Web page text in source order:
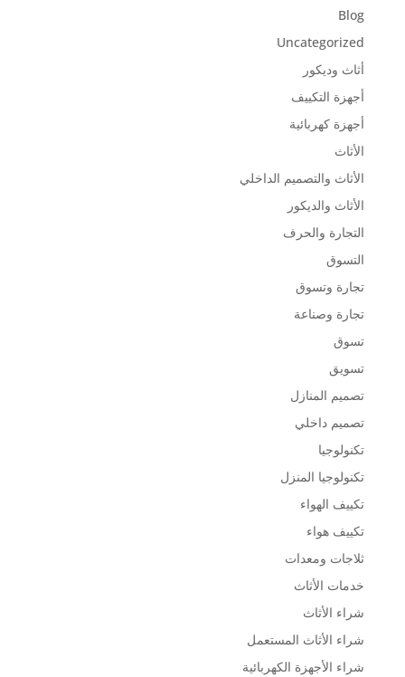
Blog
Uncategorized
أثاث وديكور
أجهزة التكييف
أجهزة كهربائية
الأثاث
الأثاث والتصميم الداخلي
الأثاث والديكور
التجارة والحرف
التسوق
تجارة وتسوق
تجارة وصناعة
تسوق
تسويق
تصميم المنازل
تصميم داخلي
تكنولوجيا
تكنولوجيا المنزل
تكييف الهواء
تكييف هواء
ثلاجات ومعدات
خدمات الأثاث
شراء الأثاث
شراء الأثاث المستعمل
شراء الأجهزة الكهربائية